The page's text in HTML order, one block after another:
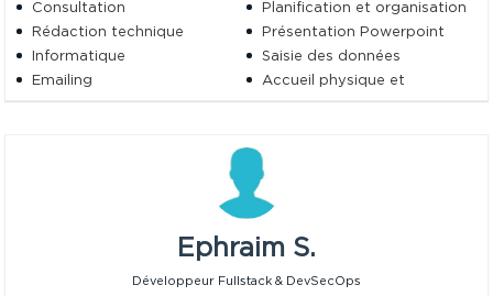
Consultation
Planification et organisation
Rédaction technique
Présentation Powerpoint
Informatique
Saisie des données
Emailing
Accueil physique et
téléphonique
Administration Du Personnel
Creation De Contenus
Office
Humaines
Ephraim S.
Développeur Fullstack & DevSecOps